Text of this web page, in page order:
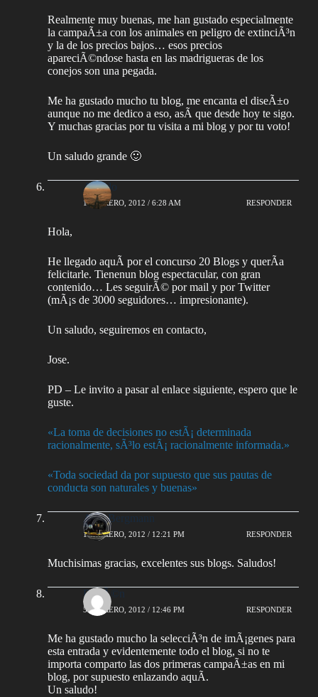
Realmente muy buenas, me han gustado especialmente
la campaÃ±a con los animales en peligro de extinciÃ³n
y la de los precios bajos… esos precios
apareciÃ©ndose hasta en las madrigueras de los
conejos son una pegada.
Me ha gustado mucho tu blog, me encanta el diseÃ±o
aunque no me dedico a eso, asÃ­ que desde hoy te sigo.
Y muchas gracias por tu visita a mi blog y por tu voto!
Un saludo grande 🙂
Arnedo
1 FEBRERO, 2012 / 6:28 AM RESPONDER
Hola,
He llegado aquÃ­ por el concurso 20 Blogs y querÃ­a
felicitarle. Tienenun blog espectacular, con gran
contenido… Les seguirÃ© por mail y por Twitter
(mÃ¡s de 3000 seguidores… impresionante).
Un saludo, seguiremos en contacto,
Jose.
PD – Le invito a pasar al enlace siguiente, espero que le
guste.
«La toma de decisiones no estÃ¡ determinada
racionalmente, sÃ³lo estÃ¡ racionalmente informada.»
«Toda sociedad da por supuesto que sus pautas de
conducta son naturales y buenas»
AlejoBergmann
1 FEBRERO, 2012 / 12:21 PM RESPONDER
Muchisimas gracias, excelentes sus blogs. Saludos!
RubÃ©n
5 FEBRERO, 2012 / 12:46 PM RESPONDER
Me ha gustado mucho la selecciÃ³n de imÃ¡genes para
esta entrada y evidentemente todo el blog, si no te
importa comparto las dos primeras campaÃ±as en mi
blog, por supuesto enlazando aquÃ­.
Un saludo!